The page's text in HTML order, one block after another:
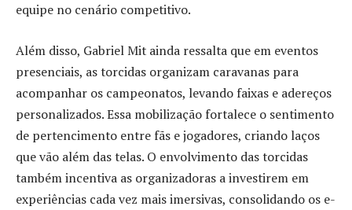
equipe no cenário competitivo.
Além disso, Gabriel Mit ainda ressalta que em eventos
presenciais, as torcidas organizam caravanas para
acompanhar os campeonatos, levando faixas e adereços
personalizados. Essa mobilização fortalece o sentimento
de pertencimento entre fãs e jogadores, criando laços
que vão além das telas. O envolvimento das torcidas
também incentiva as organizadoras a investirem em
experiências cada vez mais imersivas, consolidando os e-